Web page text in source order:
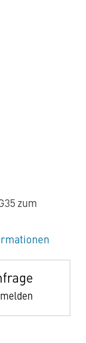
zum